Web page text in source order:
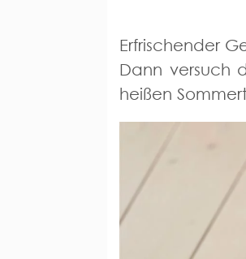
Erfrischender
Dann versuch
heißen